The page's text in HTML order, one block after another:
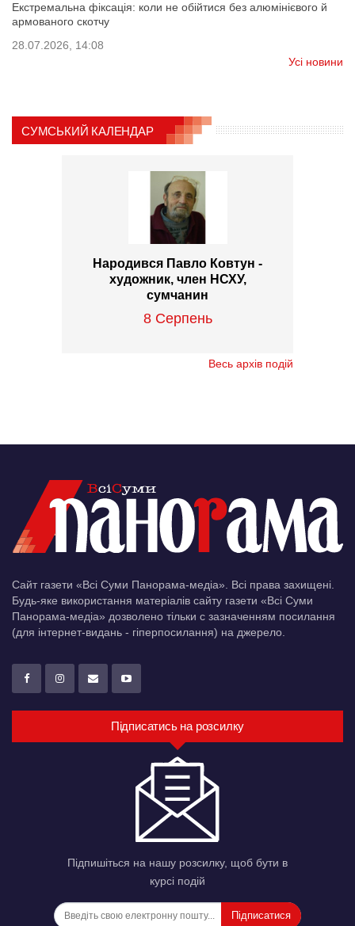
Екстремальна фіксація: коли не обійтися без алюмінієвого й
армованого скотчу
28.07.2026, 14:08
Усі новини
СУМСЬКИЙ КАЛЕНДАР
Народився Павло Ковтун -
художник, член НСХУ,
сумчанин
8 Серпень
Весь архів подій
Сайт газети «Всі Суми Панорама-медіа». Всі права захищені.
Будь-яке використання матеріалів сайту газети «Всі Суми
Панорама-медіа» дозволено тільки c зазначенням посилання
(для інтернет-видань - гіперпосилання) на джерело.
Підписатись на розсилку
Підпишіться на нашу розсилку, щоб бути в
курсі подій
Підписатися